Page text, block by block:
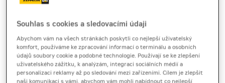
Produktový list [0,2 MB]
Silniční finišer Cat AP355 nabízí stabilní výkon, přesné
řízení a rovnoměrné hutnění pro kvalitní povrch v
Souhlas s cookies a sledovacími údaji
Abychom vám na všech stránkách poskytli co nejlepší uživatelský
komfort, používáme ke zpracování informací o terminálu a osobních
údajů soubory cookie a podobné technologie. Používají se ke zlepšení
uživatelského zážitku, k analýzám, integraci sociálních médií a
personalizaci reklamy až po sledování mezi zařízeními. Cílem je zlepšit
naši komunikaci s vámi, abychom vám mohli nabídnout co nejlepší